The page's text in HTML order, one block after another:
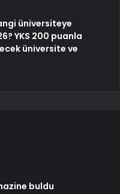
üniversiteye
YKS 200 puanla
üniversite ve
buldu